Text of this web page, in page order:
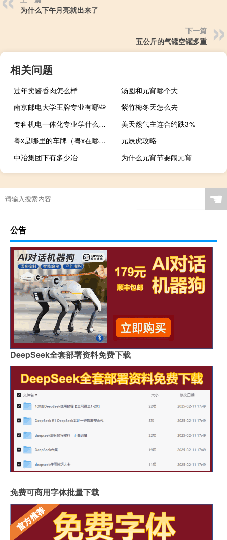
为什么下午月亮就出来了
下一篇
五公斤的气罐空罐多重
相关问题
过年卖酱香肉怎么样
汤圆和元宵哪个大
南京邮电大学王牌专业有哪些
紫竹梅冬天怎么去
专科机电一体化专业学什么（机电一体化专业学什么）
美天然气主连合约跌3%
粤x是哪里的车牌（粤x在哪个市）
元辰虎攻略
中冶集团下有多少冶
为什么元宵节要闹元宵
☚
公告
DeepSeek全套部署资料免费下载
免费可商用字体批量下载